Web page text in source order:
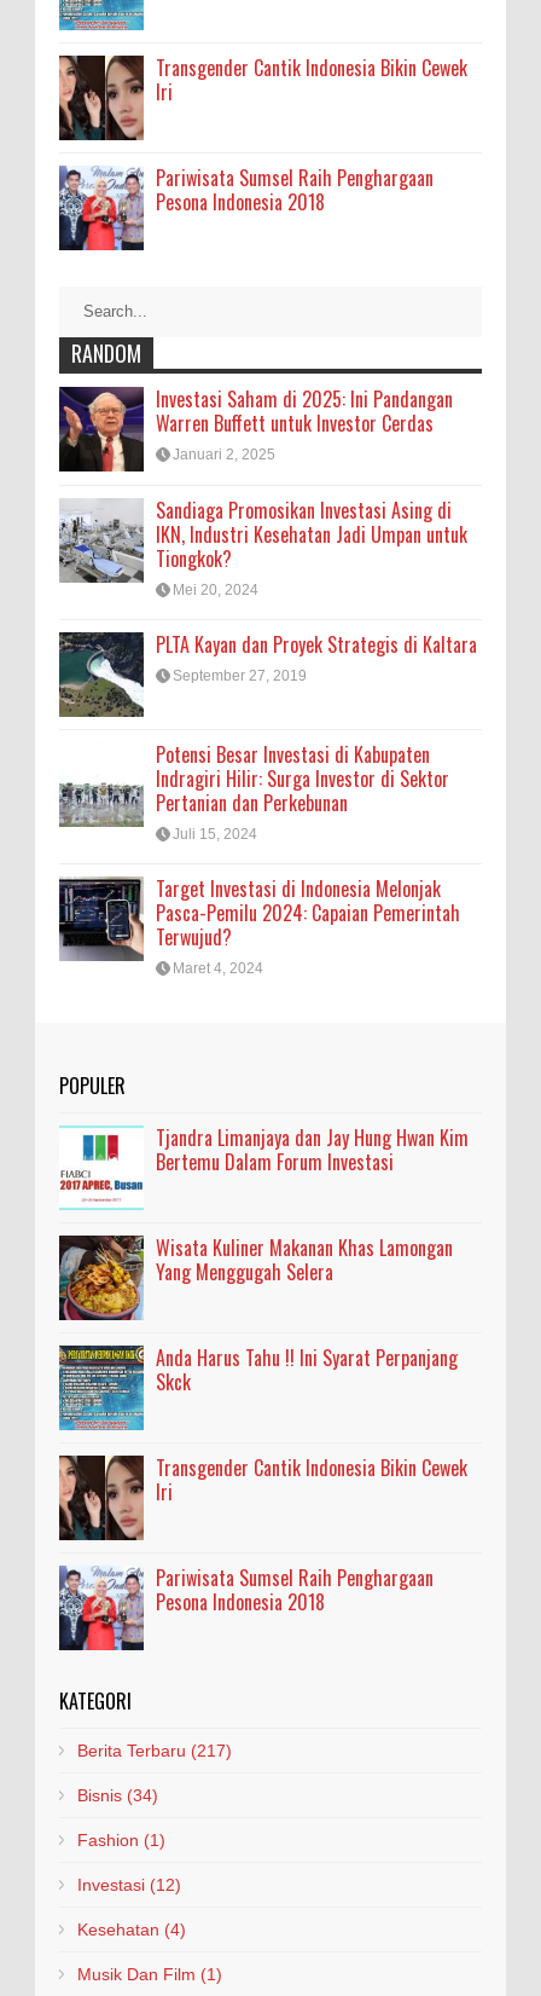
Transgender Cantik Indonesia Bikin Cewek
Iri
Pariwisata Sumsel Raih Penghargaan
Pesona Indonesia 2018
RANDOM
Investasi Saham di 2025: Ini Pandangan
Warren Buffett untuk Investor Cerdas
Januari 2, 2025
Sandiaga Promosikan Investasi Asing di
IKN, Industri Kesehatan Jadi Umpan untuk
Tiongkok?
Mei 20, 2024
PLTA Kayan dan Proyek Strategis di Kaltara
September 27, 2019
Potensi Besar Investasi di Kabupaten
Indragiri Hilir: Surga Investor di Sektor
Pertanian dan Perkebunan
Juli 15, 2024
Target Investasi di Indonesia Melonjak
Pasca-Pemilu 2024: Capaian Pemerintah
Terwujud?
Maret 4, 2024
POPULER
Tjandra Limanjaya dan Jay Hung Hwan Kim
Bertemu Dalam Forum Investasi
Wisata Kuliner Makanan Khas Lamongan
Yang Menggugah Selera
Anda Harus Tahu !! Ini Syarat Perpanjang
Skck
Transgender Cantik Indonesia Bikin Cewek
Iri
Pariwisata Sumsel Raih Penghargaan
Pesona Indonesia 2018
KATEGORI
Berita Terbaru (217)
Bisnis (34)
Fashion (1)
Investasi (12)
Kesehatan (4)
Musik Dan Film (1)